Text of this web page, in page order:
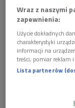
Wraz z naszymi
zapewnienia:
Użycie dokładnych
charakterystyki
informacji na
treści, pomiar reklam i
Lista partnerów